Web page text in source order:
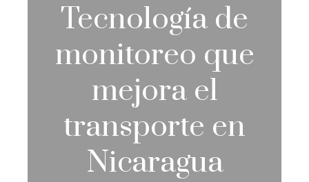
Tecnología de
monitoreo que
mejora el
transporte en
Nicaragua